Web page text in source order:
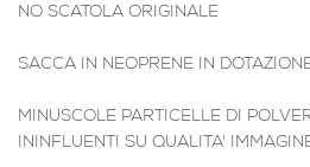
NO SCATOLA ORIGINALE
SACCA IN NEOPRENE IN
MINUSCOLE PARTICELLE DI
ININFLUENTI SU QUALITA'